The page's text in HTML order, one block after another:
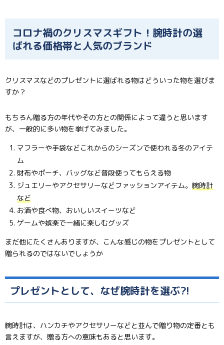
コロナ禍のクリスマスギフト！腕時計の選
ばれる価格帯と人気のブランド
クリスマスなどのプレゼントに選ばれる物はどういった物を選びま
すか？
もちろん贈る方の年代やその方との関係によって違うと思います
が、一般的に多い物を挙げてみました。
マフラーや手袋などこれからのシーズンで使われる冬のアイテ
ム
財布やポーチ、バッグなど普段使ってもらえる物
ジュエリーやアクセサリーなどファッションアイテム。 腕時計
など
お酒や食べ物、おいしいスイーツなど
ゲームや娯楽で一緒に楽しむグッズ
まだ他にたくさんありますが、こんな感じの物をプレゼントとして
贈られるのではないでしょうか
プレゼントとして、なぜ腕時計を選ぶ⁈
腕時計は、ハンカチやアクセサリーなどと並んで贈り物の定番とも
言えますが、贈る方への意味もあると思います。